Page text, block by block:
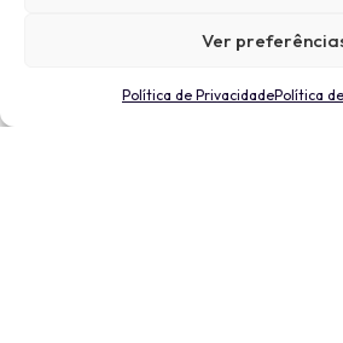
Ver
Política de PrivacidadePolítica